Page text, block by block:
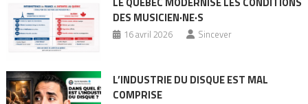
DES MUSICIEN·NE·S
16 avril 2026 Sincever
L’INDUSTRIE DU DISQUE EST MAL
COMPRISE